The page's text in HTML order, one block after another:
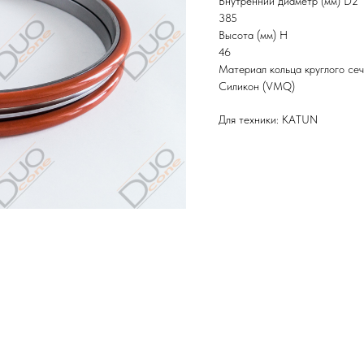
385
Высота (мм) H
46
Материал кольца круглого
Силикон (VMQ)
Для техники: KATUN